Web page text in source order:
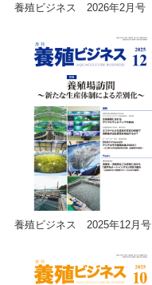
養殖ビジネス 2026年2月号
養殖ビジネス 2025年12月号